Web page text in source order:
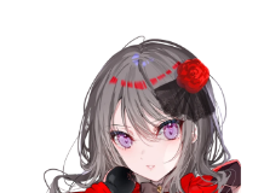
会
ソング
演歌
筋トレ
世話焼き